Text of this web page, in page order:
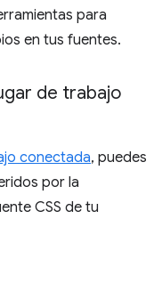
para
en tus fuentes.
de trabajo
conectada, puedes
por la
CSS de tu